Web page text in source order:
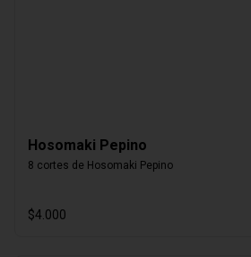
Hosomaki Pepino
8 cortes de Hosomaki Pepino
$4.000